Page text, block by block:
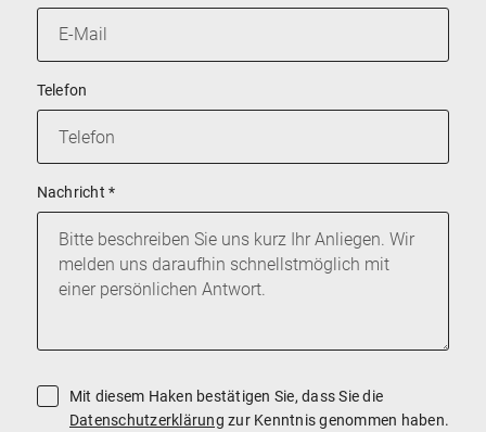
Telefon
Nachricht*
Mit diesem Haken bestätigen Sie, dass Sie die
Datenschutzerklärung zur Kenntnis genommen haben.